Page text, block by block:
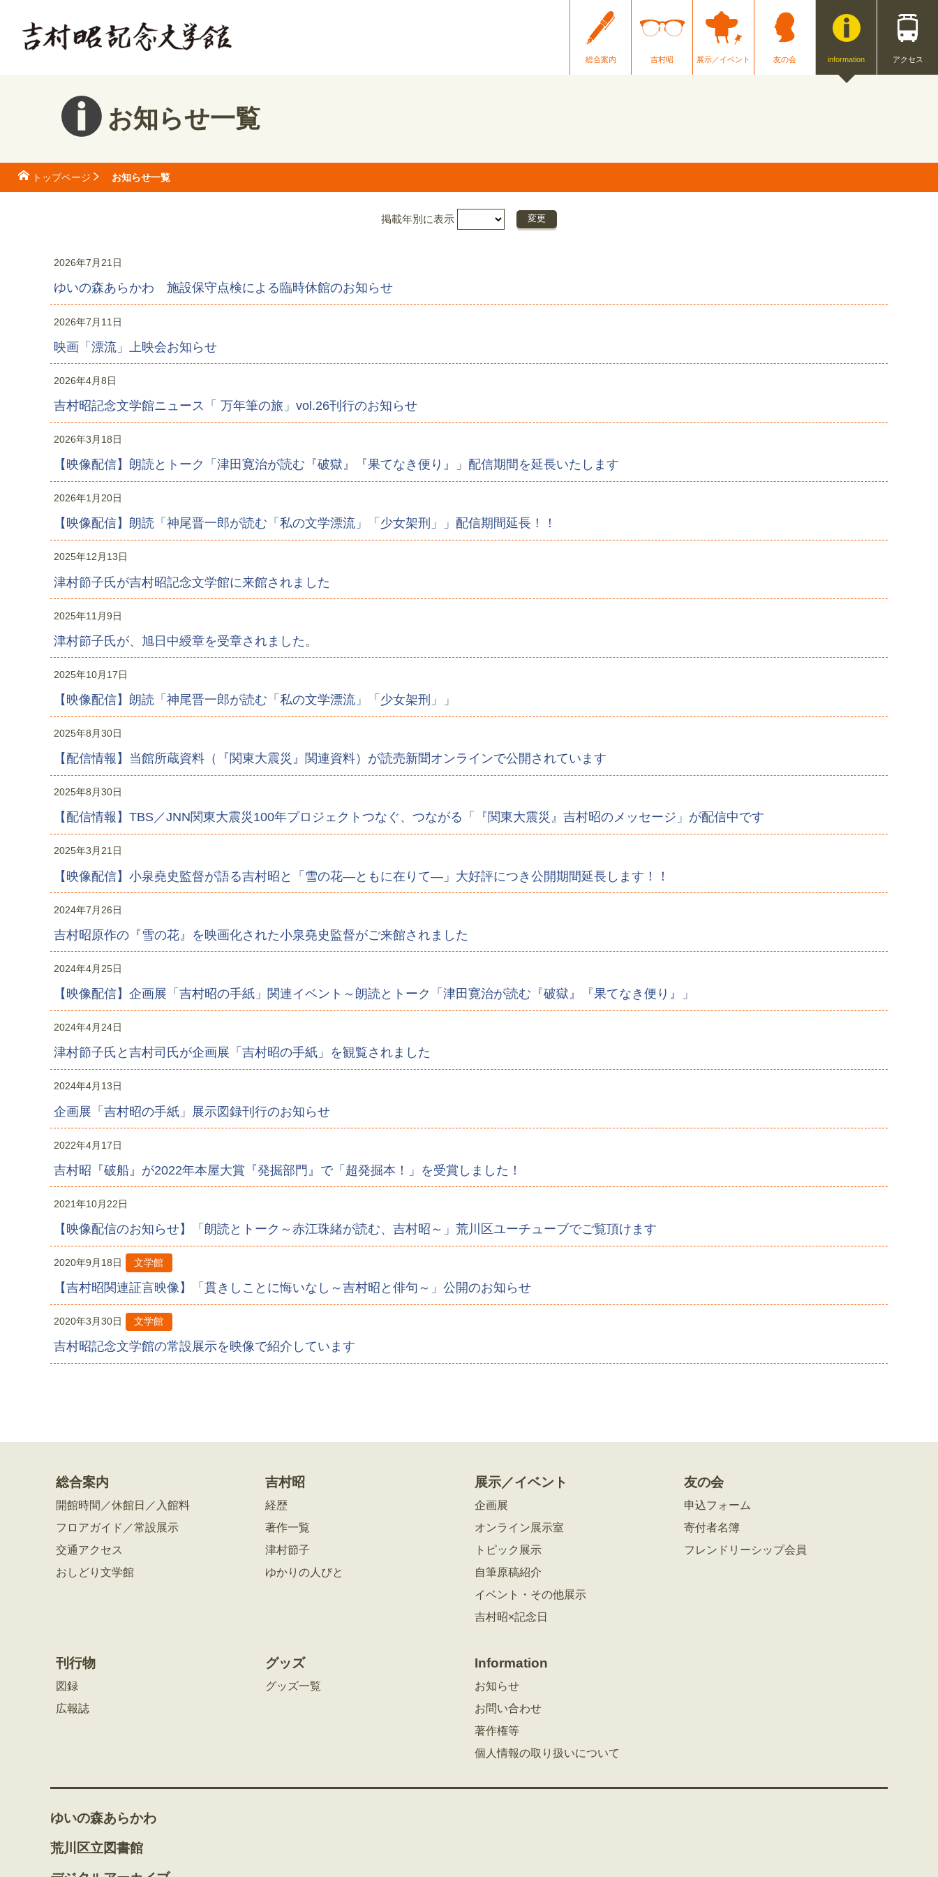
総合案内 吉村昭 展示／イベント 友の会 information アクセス
お知らせ一覧
トップページ お知らせ一覧
掲載年別に表示
2026年7月21日
ゆいの森あらかわ 施設保守点検による臨時休館のお知らせ
2026年7月11日
映画「漂流」上映会お知らせ
2026年4月8日
吉村昭記念文学館ニュース「 万年筆の旅」vol.26刊行のお知らせ
2026年3月18日
【映像配信】朗読とトーク「津田寛治が読む『破獄』『果てなき便り』」配信期間を延長いたします
2026年1月20日
【映像配信】朗読「神尾晋一郎が読む「私の文学漂流」「少女架刑」」配信期間延長！！
2025年12月13日
津村節子氏が吉村昭記念文学館に来館されました
2025年11月9日
津村節子氏が、旭日中綬章を受章されました。
2025年10月17日
【映像配信】朗読「神尾晋一郎が読む「私の文学漂流」「少女架刑」」
2025年8月30日
【配信情報】当館所蔵資料（『関東大震災』関連資料）が読売新聞オンラインで公開されています
2025年8月30日
【配信情報】TBS／JNN関東大震災100年プロジェクトつなぐ、つながる「『関東大震災』吉村昭のメッセージ」が配信中です
2025年3月21日
【映像配信】小泉堯史監督が語る吉村昭と「雪の花―ともに在りて―」大好評につき公開期間延長します！！
2024年7月26日
吉村昭原作の『雪の花』を映画化された小泉堯史監督がご来館されました
2024年4月25日
【映像配信】企画展「吉村昭の手紙」関連イベント～朗読とトーク「津田寛治が読む『破獄』『果てなき便り』」
2024年4月24日
津村節子氏と吉村司氏が企画展「吉村昭の手紙」を観覧されました
2024年4月13日
企画展「吉村昭の手紙」展示図録刊行のお知らせ
2022年4月17日
吉村昭『破船』が2022年本屋大賞『発掘部門』で「超発掘本！」を受賞しました！
2021年10月22日
【映像配信のお知らせ】「朗読とトーク～赤江珠緒が読む、吉村昭～」荒川区ユーチューブでご覧頂けます
2020年9月18日 文学館
【吉村昭関連証言映像】「貫きしことに悔いなし～吉村昭と俳句～」公開のお知らせ
2020年3月30日 文学館
吉村昭記念文学館の常設展示を映像で紹介しています
総合案内
開館時間／休館日／入館料
フロアガイド／常設展示
交通アクセス
おしどり文学館
吉村昭
経歴
著作一覧
津村節子
ゆかりの人びと
展示／イベント
企画展
オンライン展示室
トピック展示
自筆原稿紹介
イベント・その他展示
吉村昭×記念日
友の会
申込フォーム
寄付者名簿
フレンドリーシップ会員
刊行物
図録
広報誌
グッズ
グッズ一覧
Information
お知らせ
お問い合わせ
著作権等
個人情報の取り扱いについて
ゆいの森あらかわ
荒川区立図書館